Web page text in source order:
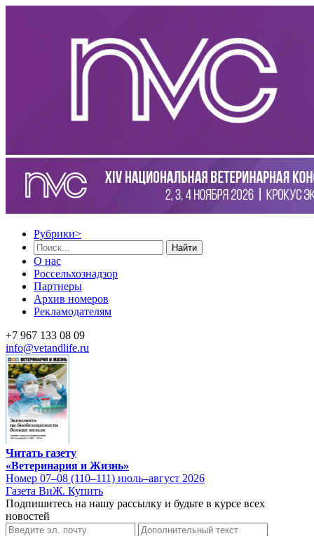
Рубрики>
Найти
О нас
Россельхознадзор
Партнеры
Архив номеров
Рекламодателям
+7 967 133 08 09
info@vetandlife.ru
Читать газету
«Ветеринария и Жизнь»
Номер 07–08 (110–111) июль–август 2026
Газета ВиЖ. Купить
Подпишитесь на нашу рассылку и будьте в курсе всех
новостей